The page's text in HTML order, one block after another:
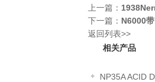
上一篇：
下一篇： N6000
返回列表>>
相关产品
NP35A ACID